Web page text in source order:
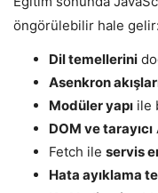
öngörülebilir hale gelir:
Dil temellerini
Asenkron
Modüler yapı ile
DOM ve tarayıcı
Fetch ile servis
Hata ayıklama